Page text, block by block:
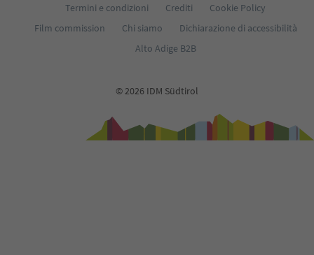
Termini e condizioni
Crediti
Cookie Policy
Film commission
Chi siamo
Dichiarazione di accessibilità
Alto Adige B2B
© 2026 IDM Südtirol